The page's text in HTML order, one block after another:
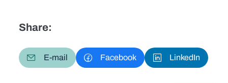
Share:
E-mail Facebook LinkedIn